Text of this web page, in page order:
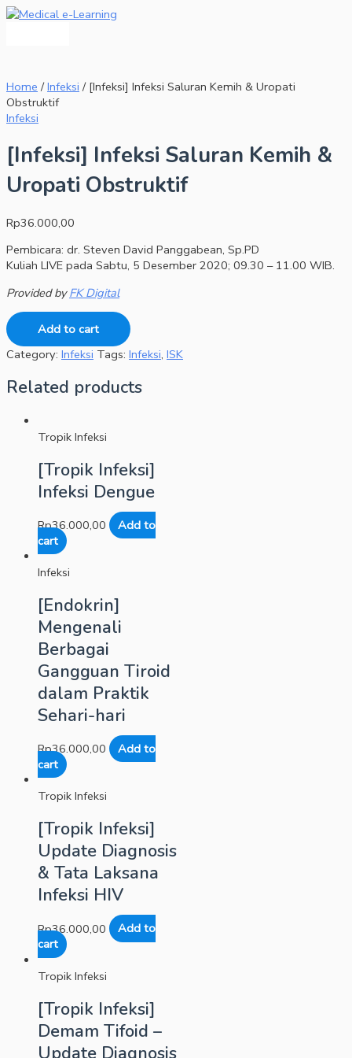
Skip
to
Menu
Home /Infeksi / [Infeksi] Infeksi Saluran Kemih & Uropati
Obstruktif
Infeksi
[Infeksi] Infeksi Saluran Kemih &
Uropati Obstruktif
Rp36.000,00
Pembicara: dr. Steven David Panggabean, Sp.PD
Kuliah LIVE pada Sabtu, 5 Desember 2020; 09.30 – 11.00 WIB.
Provided byFK Digital
[Infeksi]
Infeksi
Uropati
Obstruktif
quantity
Add to cart
Category: Infeksi Tags: Infeksi, ISK
Related products
Tropik Infeksi
[Tropik Infeksi]
Infeksi Dengue
Rp36.000,00
Add to
cart
Infeksi
[Endokrin]
Mengenali
Berbagai
Gangguan Tiroid
dalam Praktik
Sehari-hari
Rp36.000,00
Add to
cart
Tropik Infeksi
[Tropik Infeksi]
Update Diagnosis
& Tata Laksana
Infeksi HIV
Rp36.000,00
Add to
cart
Tropik Infeksi
[Tropik Infeksi]
Demam Tifoid –
Update Diagnosis